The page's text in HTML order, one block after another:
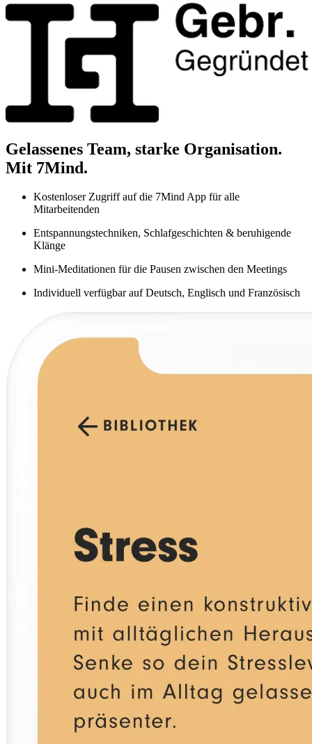
Gelassenes Team, starke Organisation.
Mit 7Mind.
Kostenloser Zugriff auf die 7Mind App für alle
Mitarbeitenden
Entspannungstechniken, Schlafgeschichten & beruhigende
Klänge
Mini-Meditationen für die Pausen zwischen den Meetings
Individuell verfügbar auf Deutsch, Englisch und Französisch